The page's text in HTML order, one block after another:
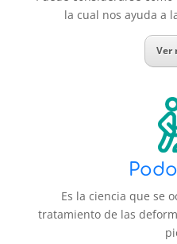
la cual nos ayuda a
Ver
Es la ciencia que se
tratamiento de las